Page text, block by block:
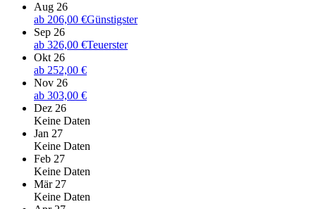
Aug 26
ab 206,00 €Günstigster
Sep 26
ab 326,00 €Teuerster
Okt 26
ab 252,00 €
Nov 26
ab 303,00 €
Dez 26
Keine Daten
Jan 27
Keine Daten
Feb 27
Keine Daten
Mär 27
Keine Daten